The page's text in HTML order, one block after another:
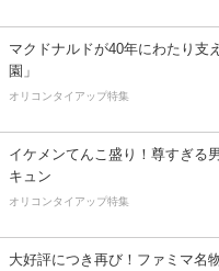
マクドナルドが40年にわたり支
園」
オリコンタイアップ特集
イケメンてんこ盛り！尊すぎる
キュン
オリコンタイアップ特集
大好評につき再び！ファミマ名